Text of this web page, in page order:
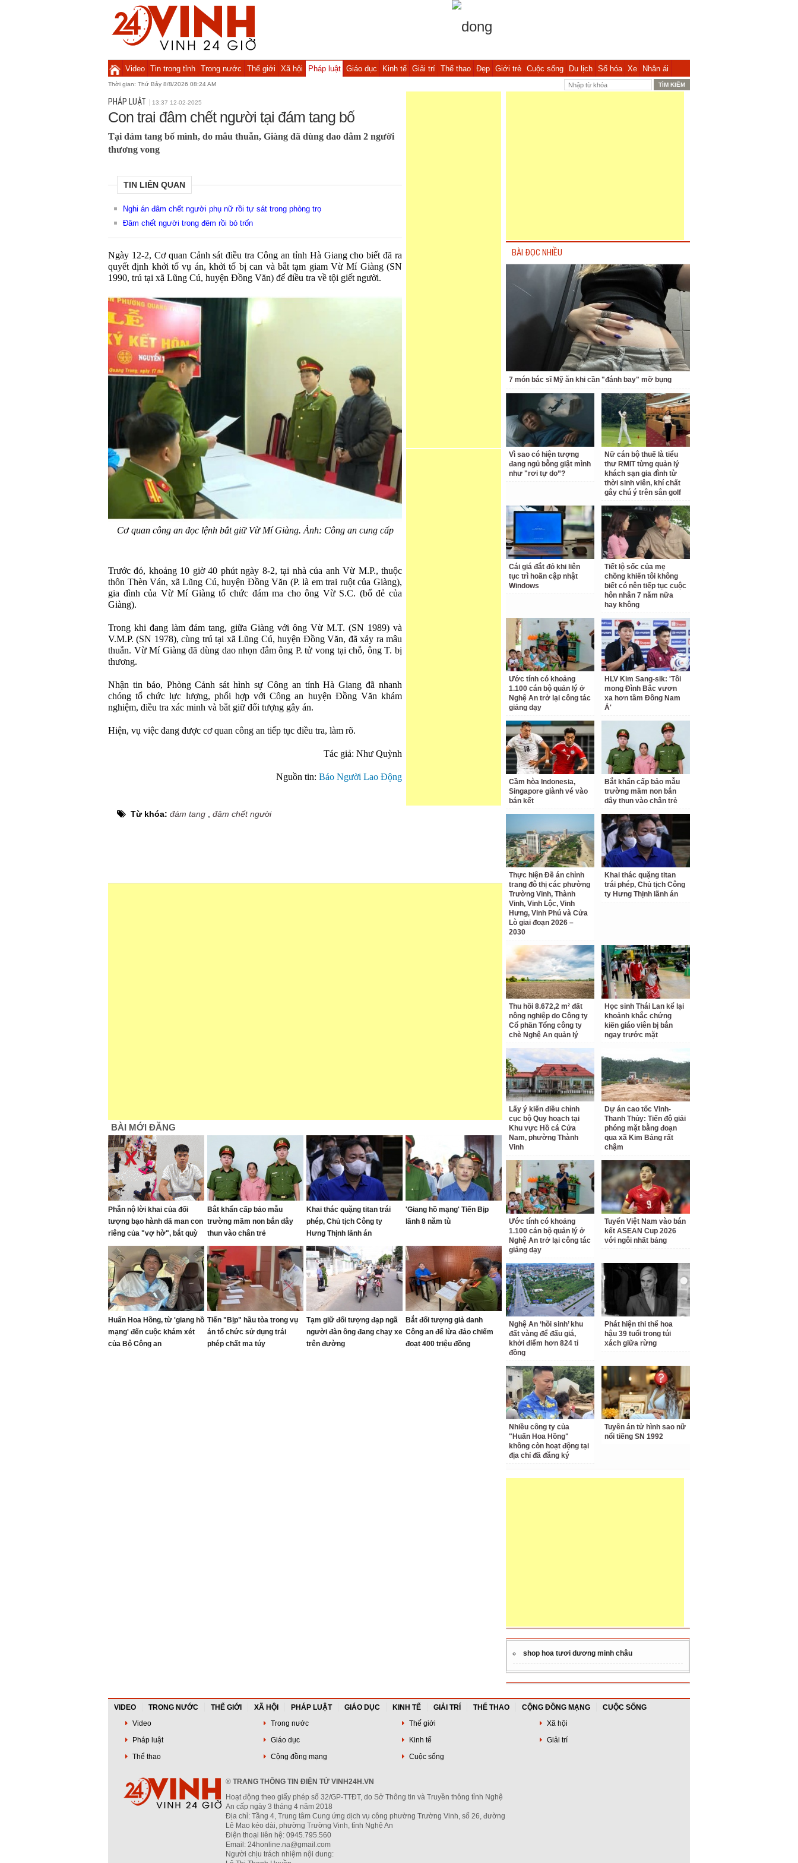
Video Tin trong tỉnh Trong nước Thế giới Xã hội Pháp luật Giáo dục Kinh tế Giải trí Thể thao Đẹp Giới trẻ Cuộc sống Du lịch Số hóa Xe Nhân ái
Thời gian: Thứ Bảy 8/8/2026 08:24 AM
PHÁP LUẬT 13:37 12-02-2025
Con trai đâm chết người tại đám tang bố
Tại đám tang bố mình, do mâu thuẫn, Giàng đã dùng dao đâm 2 người
thương vong
TIN LIÊN QUAN
Nghi án đâm chết người phụ nữ rồi tự sát trong phòng trọ
Đâm chết người trong đêm rồi bỏ trốn
Ngày 12-2, Cơ quan Cảnh sát điều tra Công an tỉnh Hà Giang cho biết đã ra
quyết định khởi tố vụ án, khởi tố bị can và bắt tạm giam Vừ Mí Giàng (SN
1990, trú tại xã Lũng Cú, huyện Đồng Văn) để điều tra về tội giết người.
Cơ quan công an đọc lệnh bắt giữ Vừ Mí Giàng. Ảnh: Công an cung cấp
Trước đó, khoảng 10 giờ 40 phút ngày 8-2, tại nhà của anh Vừ M.P., thuộc
thôn Thèn Ván, xã Lũng Cú, huyện Đồng Văn (P. là em trai ruột của Giàng),
gia đình của Vừ Mí Giàng tổ chức đám ma cho ông Vừ S.C. (bố đẻ của
Giàng).
Trong khi đang làm đám tang, giữa Giàng với ông Vừ M.T. (SN 1989) và
V.M.P. (SN 1978), cùng trú tại xã Lũng Cú, huyện Đồng Văn, đã xảy ra mâu
thuẫn. Vừ Mí Giàng đã dùng dao nhọn đâm ông P. tử vong tại chỗ, ông T. bị
thương.
Nhận tin báo, Phòng Cảnh sát hình sự Công an tỉnh Hà Giang đã nhanh
chóng tổ chức lực lượng, phối hợp với Công an huyện Đồng Văn khám
nghiệm, điều tra xác minh và bắt giữ đối tượng gây án.
Hiện, vụ việc đang được cơ quan công an tiếp tục điều tra, làm rõ.
Tác giả: Như Quỳnh
Nguồn tin: Báo Người Lao Động
Từ khóa: đám tang đâm chết người
BÀI MỚI ĐĂNG
Phẫn nộ lời khai của đối
tượng bạo hành dã man con
riêng của "vợ hờ", bắt quỳ
gối đến 1 giờ sáng
Bắt khẩn cấp bảo mẫu
trường mầm non bắn dây
thun vào chân trẻ
Khai thác quặng titan trái
phép, Chủ tịch Công ty
Hưng Thịnh lãnh án
'Giang hồ mạng' Tiến Bịp
lãnh 8 năm tù
Huấn Hoa Hồng, từ 'giang hồ
mạng' đến cuộc khám xét
của Bộ Công an
Tiến "Bịp" hầu tòa trong vụ
án tổ chức sử dụng trái
phép chất ma túy
Tạm giữ đối tượng đạp ngã
người đàn ông đang chạy xe
trên đường
Bắt đối tượng giả danh
Công an để lừa đảo chiếm
đoạt 400 triệu đồng
BÀI ĐỌC NHIỀU
7 món bác sĩ Mỹ ăn khi cần "đánh bay" mỡ bụng
Vì sao có hiện tượng
đang ngủ bỗng giật mình
như "rơi tự do”?
Nữ cán bộ thuế là tiểu
thư RMIT từng quản lý
khách sạn gia đình từ
thời sinh viên, khí chất
gây chú ý trên sân golf
Cái giá đắt đỏ khi liên
tục trì hoãn cập nhật
Windows
Tiết lộ sốc của mẹ
chồng khiến tôi không
biết có nên tiếp tục cuộc
hôn nhân 7 năm nữa
hay không
Ước tính có khoảng
1.100 cán bộ quản lý ở
Nghệ An trở lại công tác
giảng dạy
HLV Kim Sang-sik: 'Tôi
mong Đình Bắc vươn
xa hơn tầm Đông Nam
Á'
Cầm hòa Indonesia,
Singapore giành vé vào
bán kết
Bắt khẩn cấp bảo mẫu
trường mầm non bắn
dây thun vào chân trẻ
Thực hiện Đề án chỉnh
trang đô thị các phường
Trường Vinh, Thành
Vinh, Vinh Lộc, Vinh
Hưng, Vinh Phú và Cửa
Lò giai đoạn 2026 –
2030
Khai thác quặng titan
trái phép, Chủ tịch Công
ty Hưng Thịnh lãnh án
Thu hồi 8.672,2 m² đất
nông nghiệp do Công ty
Cổ phần Tổng công ty
chè Nghệ An quản lý
Học sinh Thái Lan kể lại
khoảnh khắc chứng
kiến giáo viên bị bắn
ngay trước mặt
Lấy ý kiến điều chỉnh
cục bộ Quy hoạch tại
Khu vực Hồ cá Cửa
Nam, phường Thành
Vinh
Dự án cao tốc Vinh-
Thanh Thủy: Tiến độ giải
phóng mặt bằng đoạn
qua xã Kim Bảng rất
chậm
Ước tính có khoảng
1.100 cán bộ quản lý ở
Nghệ An trở lại công tác
giảng dạy
Tuyển Việt Nam vào bán
kết ASEAN Cup 2026
với ngôi nhất bảng
Nghệ An ‘hồi sinh’ khu
đất vàng để đấu giá,
khởi điểm hơn 824 tỉ
đồng
Phát hiện thi thể hoa
hậu 39 tuổi trong túi
xách giữa rừng
Nhiều công ty của
"Huấn Hoa Hồng"
không còn hoạt động tại
địa chỉ đã đăng ký
Tuyên án tử hình sao nữ
nổi tiếng SN 1992
shop hoa tươi dương minh châu
VIDEO TRONG NƯỚC THẾ GIỚI XÃ HỘI PHÁP LUẬT GIÁO DỤC KINH TẾ GIẢI TRÍ THỂ THAO CỘNG ĐỒNG MẠNG
CUỘC SỐNG
Video
Trong nước Thế giới
Xã hội
Pháp luật
Giáo dục Kinh tế
Giải trí
Thể thao
Cộng đồng mạng Cuộc sống
® TRANG THÔNG TIN ĐIỆN TỬ VINH24H.VN
Hoạt động theo giấy phép số 32/GP-TTĐT, do Sở Thông tin và Truyền thông tỉnh Nghệ
An cấp ngày 3 tháng 4 năm 2018
Địa chỉ: Tầng 4, Trung tâm Cung ứng dịch vụ công phường Trường Vinh, số 26, đường
Lê Mao kéo dài, phường Trường Vinh, tỉnh Nghệ An
Điện thoại liên hệ: 0945.795.560
Email: 24honline.na@gmail.com
Người chịu trách nhiệm nội dung: